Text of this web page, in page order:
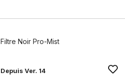
Filtre Noir Pro-Mist
Depuis Ver. 14